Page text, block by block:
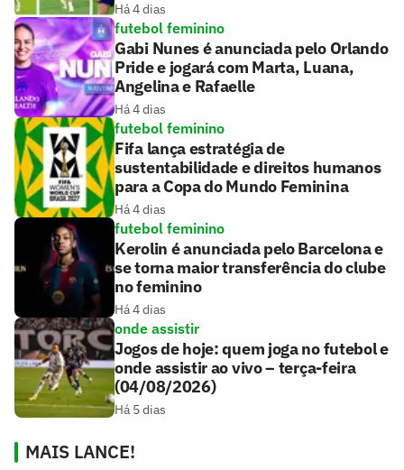
Há 4 dias
futebol feminino
Gabi Nunes é anunciada pelo Orlando
Pride e jogará com Marta, Luana,
Angelina e Rafaelle
Há 4 dias
futebol feminino
Fifa lança estratégia de
sustentabilidade e direitos humanos
para a Copa do Mundo Feminina
Há 4 dias
futebol feminino
Kerolin é anunciada pelo Barcelona e
se torna maior transferência do clube
no feminino
Há 4 dias
onde assistir
Jogos de hoje: quem joga no futebol e
onde assistir ao vivo – terça-feira
(04/08/2026)
Há 5 dias
MAIS LANCE!